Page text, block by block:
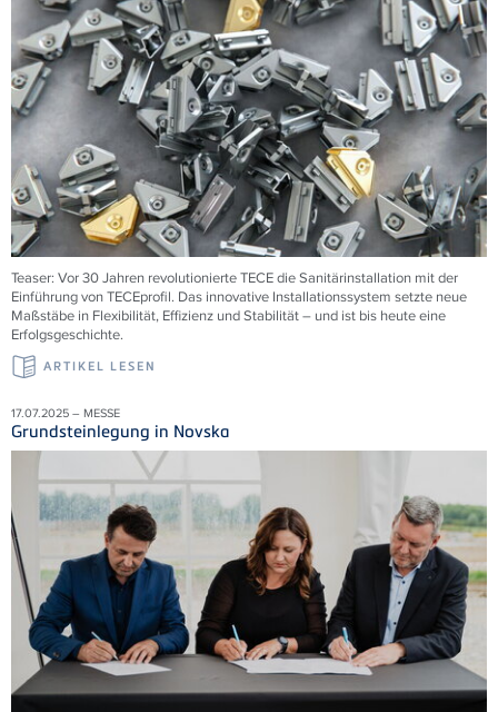
Teaser: Vor 30 Jahren revolutionierteTECEdie Sanitärinstallation mit der
Einführung vonTECEprofil. Das innovative Installationssystem setzte neue
Maßstäbe in Flexibilität, Effizienz und Stabilität – und ist bis heute eine
Erfolgsgeschichte.
ARTIKEL LESEN
17.07.2025 – MESSE
Grundsteinlegung in Novska